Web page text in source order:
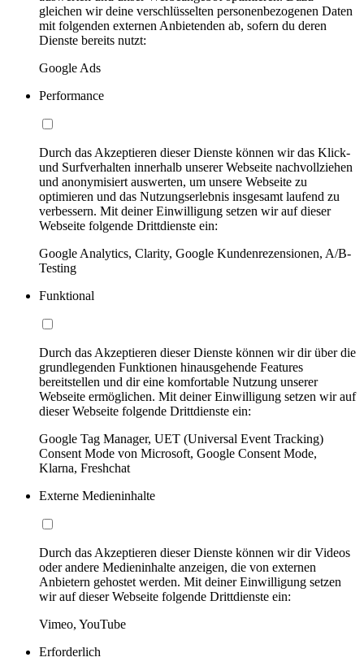
gleichen wir deine verschlüsselten personenbezogenen Daten
mit folgenden externen Anbietenden ab, sofern du deren
Dienste bereits nutzt:
Google Ads
Performance
Durch das Akzeptieren dieser Dienste können wir das Klick-
und Surfverhalten innerhalb unserer Webseite nachvollziehen
und anonymisiert auswerten, um unsere Webseite zu
optimieren und das Nutzungserlebnis insgesamt laufend zu
verbessern. Mit deiner Einwilligung setzen wir auf dieser
Webseite folgende Drittdienste ein:
Google Analytics, Clarity, Google Kundenrezensionen, A/B-
Testing
Funktional
Durch das Akzeptieren dieser Dienste können wir dir über die
grundlegenden Funktionen hinausgehende Features
bereitstellen und dir eine komfortable Nutzung unserer
Webseite ermöglichen. Mit deiner Einwilligung setzen wir auf
dieser Webseite folgende Drittdienste ein:
Google Tag Manager, UET (Universal Event Tracking)
Consent Mode von Microsoft, Google Consent Mode,
Klarna, Freshchat
Externe Medieninhalte
Durch das Akzeptieren dieser Dienste können wir dir Videos
oder andere Medieninhalte anzeigen, die von externen
Anbietern gehostet werden. Mit deiner Einwilligung setzen
wir auf dieser Webseite folgende Drittdienste ein:
Vimeo, YouTube
Erforderlich